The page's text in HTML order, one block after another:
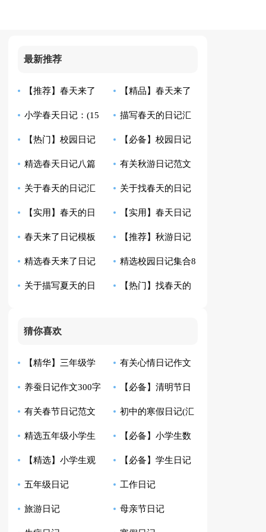
最新推荐
【推荐】春天来了
日记汇编八篇
【精品】春天来了
日记5篇
小学春天日记：(15
篇)
描写春天的日记汇
总七篇
【热门】校园日记
汇编9篇
【必备】校园日记
汇总十篇
精选春天日记八篇 有关秋游日记范文
八篇
关于春天的日记汇
总十篇
关于找春天的日记
汇编八篇
【实用】春天的日
记三篇
【实用】春天日记
合集九篇
春天来了日记模板
八篇
【推荐】秋游日记
合集5篇
精选春天来了日记
六篇
精选校园日记集合8
篇
关于描写夏天的日 【热门】找春天的
猜你喜欢
【精华】三年级学
生日记合集9篇
有关心情日记作文
锦集七篇
养蚕日记作文300字
锦集八篇
【必备】清明节日
记模板合集五篇
有关春节日记范文
集锦6篇
初中的寒假日记(汇
编15篇)
精选五年级小学生
日记范文锦集8篇
【必备】小学生数
学日记范文汇总9篇
【精选】小学生观
察日记范文汇编十篇
【必备】学生日记
模板集锦5篇
五年级日记 工作日记
旅游日记 母亲节日记